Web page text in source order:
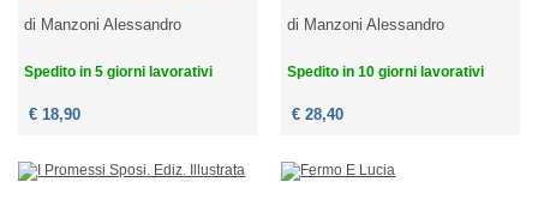
E Riassunti Esplicativi
di Manzoni Alessandro
Spedito in 5 giorni lavorativi
€ 18,90
di Manzoni Alessandro
Spedito in 10 giorni lavorativi
€ 28,40